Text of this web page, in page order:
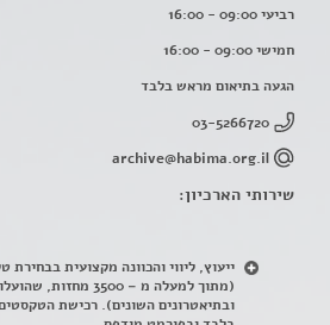
רביעי 09:00 - 16:00
חמישי 09:00 - 16:00
הגעה בתיאום מראש בלבד
03-5266720
archive@habima.org.il
שירותי הארכיון:
ייעוץ, ליווי והכוונה מקצועית בבחירת
(מתוך למעלה מ – 3500
ובתיאטרונים השונים). רכישת